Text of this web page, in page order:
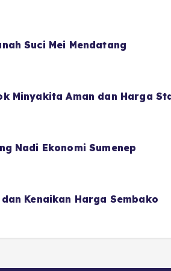
Suci Mei Mendatang
Minyakita Aman dan Harga
Nadi Ekonomi Sumenep
Kenaikan Harga Sembako